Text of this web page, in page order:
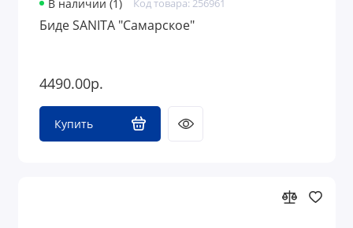
В наличии (1) Код товара: 256961
Биде SANITA "Самарское"
4490.00р.
Купить